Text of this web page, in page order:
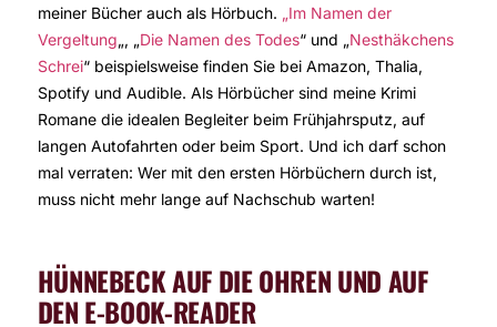
meiner Bücher auch als Hörbuch. „Im Namen der
Vergeltung„, „Die Namen des Todes“ und „Nesthäkchens
Schrei“ beispielsweise finden Sie bei Amazon, Thalia,
Spotify und Audible. Als Hörbücher sind meine Krimi
Romane die idealen Begleiter beim Frühjahrsputz, auf
langen Autofahrten oder beim Sport. Und ich darf schon
mal verraten: Wer mit den ersten Hörbüchern durch ist,
muss nicht mehr lange auf Nachschub warten!
HÜNNEBECK AUF DIE OHREN UND AUF
DEN E-BOOK-READER